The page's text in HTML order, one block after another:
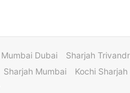
Sharjah
Mumbai Dubai
Kochi Sharjah
Sharjah Mumbai